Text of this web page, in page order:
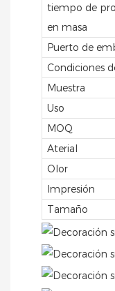
tiempo de
en masa
Puerto de
Condiciones
Muestra
Uso
MOQ
Aterial
Olor
Impresión
Tamaño